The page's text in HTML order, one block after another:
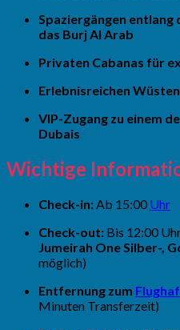
Spaziergängen entlang
das Burj Al Arab
Privaten Cabanas für
Erlebnisreichen
VIP-Zugang zu einem
Dubais
Wichtige
Check-in:Ab 15:00 Uhr
Check-out: Bis 12:00
Jumeirah One Silber-,
möglich)
Entfernung zum
Minuten Transferzeit)